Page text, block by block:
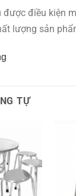
được điều kiện
lượng sản
TỰ